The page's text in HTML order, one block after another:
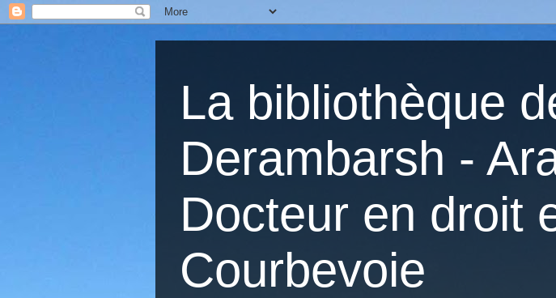
La bibliothèque
Derambarsh -
Docteur en droit
Courbevoie